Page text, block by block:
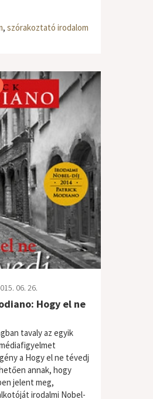
, szórakoztató irodalom
06. 26.
Hogy el ne
tavaly az egyik
a Hogy el ne tévedj
annak, hogy
jelent meg,
irodalmi Nobel-